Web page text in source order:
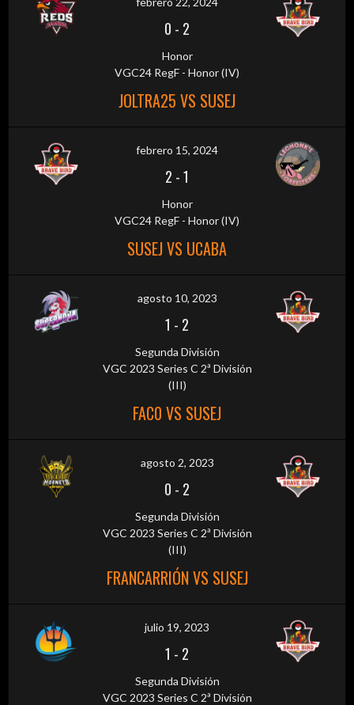
0 - 2
Honor
VGC24 RegF - Honor (IV)
JOLTRA25 VS SUSEJ
febrero 15, 2024
2 -1
Honor
VGC24 RegF - Honor (IV)
SUSEJ VS UCABA
agosto 10, 2023
1 - 2
Segunda División
VGC 2023 Series C 2ª División
(III)
FAC0 VS SUSEJ
agosto 2, 2023
0 - 2
Segunda División
VGC 2023 Series C 2ª División
(III)
FRANCARRIÓN VS SUSEJ
julio 19, 2023
1 - 2
Segunda División
VGC 2023 Series C 2ª División